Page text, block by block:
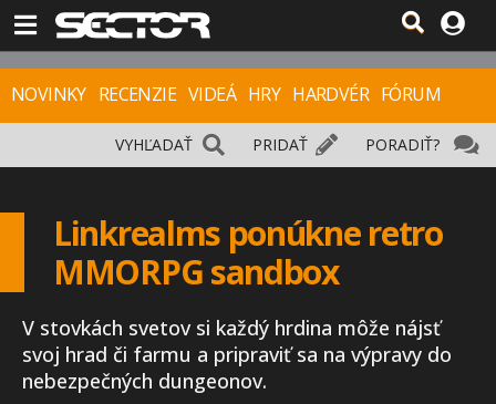
NOVINKY RECENZIE VIDEÁ HRY HARDVÉR FÓRUM
PORADIŤ?
PRIDAŤ
VYHĽADAŤ
Linkrealms ponúkne retro
MMORPG sandbox
V stovkách svetov si každý hrdina môže nájsť
svoj hrad či farmu a pripraviť sa na výpravy do
nebezpečných dungeonov.